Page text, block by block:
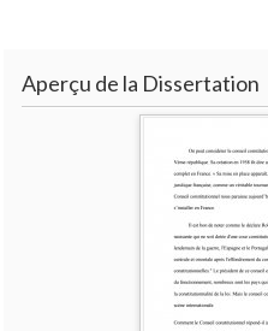
Aperçu de la Dissertation